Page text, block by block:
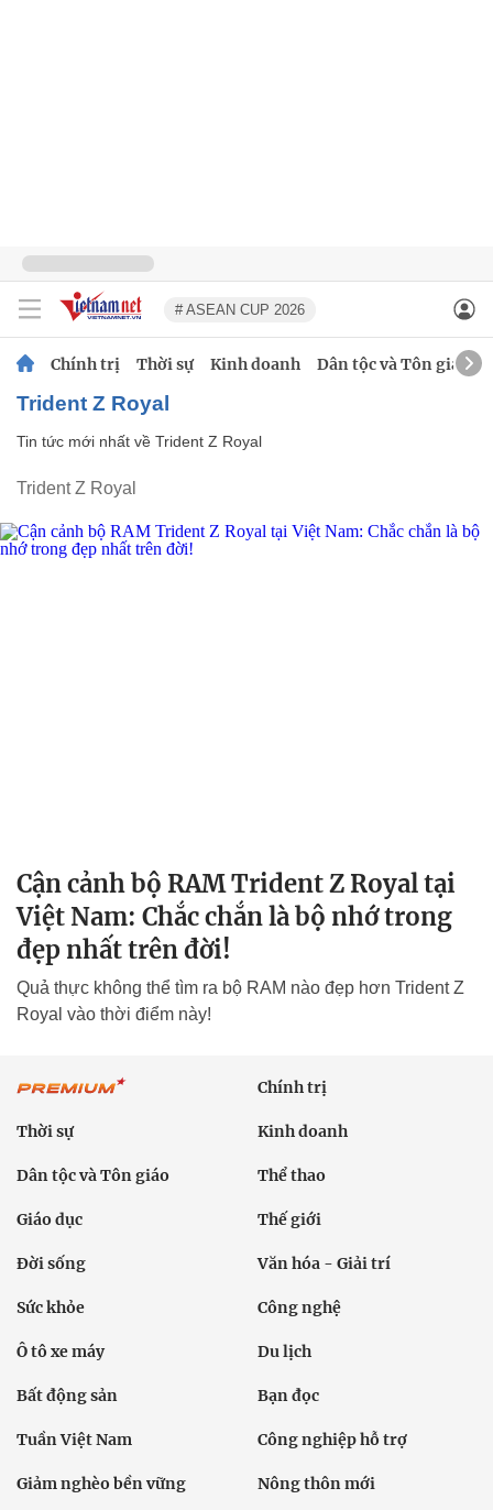
# ASEAN CUP 2026
Chính trị Thời sự Kinh doanh Dân tộc và Tôn giáo
Trident Z Royal
Tin tức mới nhất về Trident Z Royal
Trident Z Royal
Cận cảnh bộ RAM Trident Z Royal tại
Việt Nam: Chắc chắn là bộ nhớ trong
đẹp nhất trên đời!
Quả thực không thể tìm ra bộ RAM nào đẹp hơn Trident Z
Royal vào thời điểm này!
Chính trị
Thời sự Kinh doanh
Dân tộc và Tôn giáo Thể thao
Giáo dục Thế giới
Đời sống Văn hóa - Giải trí
Sức khỏe Công nghệ
Ô tô xe máy Du lịch
Bất động sản Bạn đọc
Tuần Việt Nam Công nghiệp hỗ trợ
Giảm nghèo bền vững Nông thôn mới